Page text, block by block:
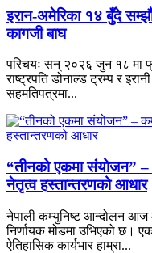
इरान-अमेरिका १४ बुँदे
कागजी बाघ
परिचयः सन् २०२६ जुन १८ मा
राष्ट्रपति डोनाल्ड ट्रम्प र
सहमतिपत्रमा...
“तीनको एकमा संयोजन” –
नेतृत्व हस्तान्तरणको आधार
नेपाली कम्युनिष्ट आन्दोलन
निर्णायक मोडमा उभिएको छ।
ऐतिहासिक कार्यभार हाम्रा...